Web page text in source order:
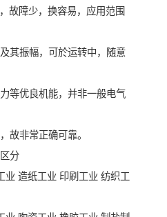
故障少，换容易，应用范围
其振幅，可於运转中，随意
等优良机能，并非一般电气
故非常正确可靠。
分
业 造纸工业 印刷工业 纺织工